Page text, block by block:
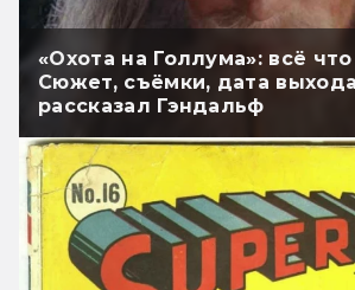
«Охота на Голлума»: всё
Сюжет, съёмки, дата
рассказал Гэндальф